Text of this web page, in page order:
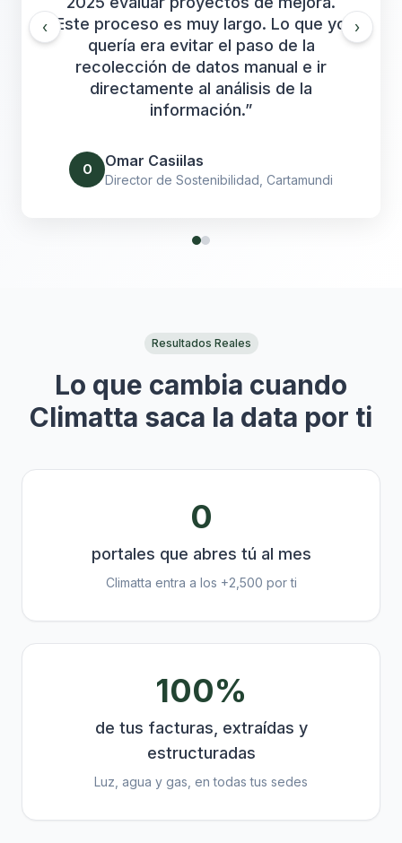
Este proceso es muy largo. Lo que yo
quería era evitar el paso de la
recolección de datos manual e ir
directamente al análisis de la
información.”
O Omar Casiilas
Director de Sostenibilidad, Cartamundi
‹ ›
Resultados Reales
Lo que cambia cuando
Climatta saca la data por ti
0
portales que abres tú al mes
Climatta entra a los +2,500 por ti
100%
de tus facturas, extraídas y
estructuradas
Luz, agua y gas, en todas tus sedes